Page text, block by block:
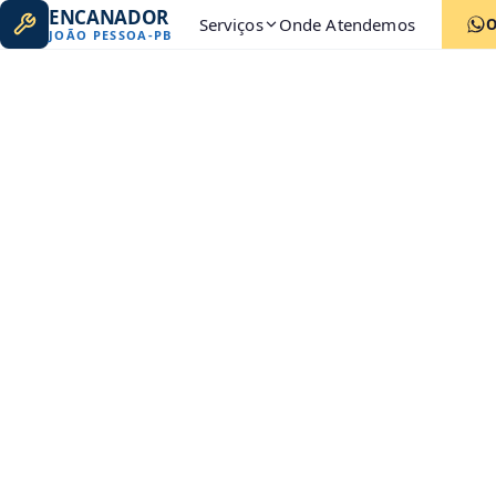
ENCANADOR
JOÃO PESSOA-PB Serviços Onde Atendemos